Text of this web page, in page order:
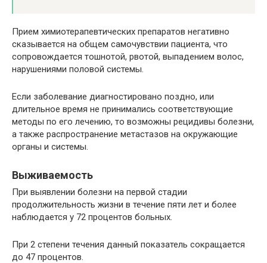
Прием химиотерапевтических препаратов негативно
сказывается на общем самочувствии пациента, что
сопровождается тошнотой, рвотой, выпадением волос,
нарушениями половой системы.
Если заболевание диагностировано поздно, или
длительное время не принимались соответствующие
методы по его лечению, то возможны рецидивы болезни,
а также распространение метастазов на окружающие
органы и системы.
Выживаемость
При выявлении болезни на первой стадии
продолжительность жизни в течение пяти лет и более
наблюдается у 72 процентов больных.
При 2 степени течения данный показатель сокращается
до 47 процентов.